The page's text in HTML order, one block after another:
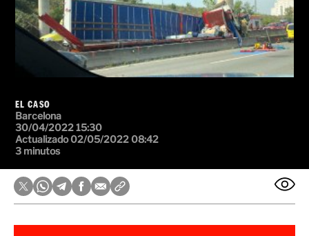
EL CASO
Barcelona
30/04/2022 15:30
Actualizado 02/05/2022 08:42
3 minutos